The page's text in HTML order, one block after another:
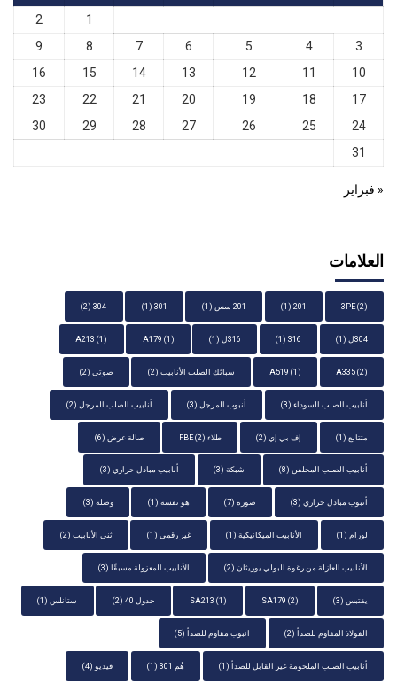
1
2
3
4
5
6
7
8
9
10
11
12
13
14
15
16
17
18
19
20
21
22
23
24
25
26
27
28
29
30
31
« فبراير
العلامات
3PE(2)
201
(1) 201 سس (1)
301
(1)
304
(2)
304ل (1)
316
(1) 316ل (1)
A179 (1)
A213 (1)
A335(2)
A519 (1) سبائك الصلب الأنابيب (2) صوتي (2)
أنابيب الصلب السوداء (3) أنبوب المرجل (3) أنابيب الصلب المرجل (2)
متتابع (1) إف بي إي (2) طلاء FBE (2) صالة عرض (6)
أنابيب الصلب المجلفن (8) شبكة (3) أنابيب مبادل حراري (3)
أنبوب مبادل حراري (3) صورة (7) هو نفسه (1) وصلة (3)
لورام (1) الأنابيب الميكانيكية (1) غير رقمى (1) ثني الأنابيب (2)
الأنابيب العازلة من رغوة البولي يوريثان (2) الأنابيب المعزولة مسبقًا (3)
يقتبس (3)
SA179 (2)
SA213 (1) جدول 40 (2) ستانلس(1)
الفولاذ المقاوم للصدأ (2) انبوب مقاوم للصدأ (5)
أنابيب الصلب الملحومة غير القابل للصدأ (1) هُم 301 (1) فيديو (4)